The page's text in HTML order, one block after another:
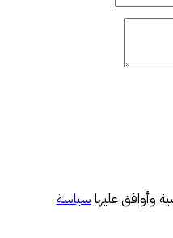
وأوافق عليها سياسة